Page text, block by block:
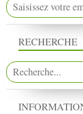
RECHERCHE